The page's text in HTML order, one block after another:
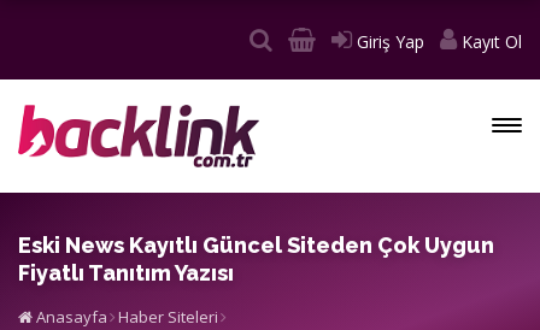
Giriş Yap Kayıt Ol
Eski News Kayıtlı Güncel Siteden Çok Uygun
Fiyatlı Tanıtım Yazısı
Anasayfa Haber Siteleri